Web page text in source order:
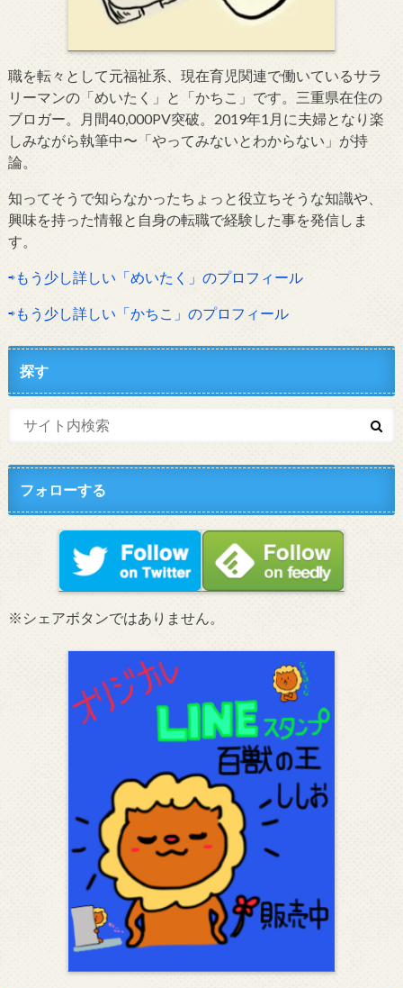
職を転々として元福祉系、現在育児関連で働いているサラ
リーマンの「めいたく」と「かちこ」です。三重県在住の
ブロガー。月間40,000PV突破。2019年1月に夫婦となり楽
しみながら執筆中〜「やってみないとわからない」が持
論。
知ってそうで知らなかったちょっと役立ちそうな知識や、
興味を持った情報と自身の転職で経験した事を発信しま
す。
⇨もう少し詳しい「めいたく」のプロフィール
⇨もう少し詳しい「かちこ」のプロフィール
探す
フォローする
※シェアボタンではありません。